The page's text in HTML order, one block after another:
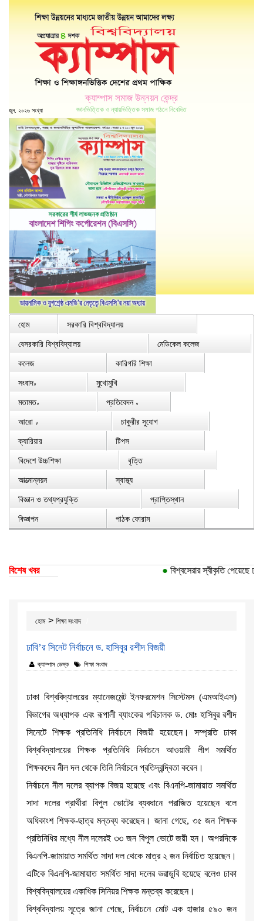
ক্যাম্পাস সমাজ উন্নয়ন কেন্দ্র
জ্ঞানভিত্তিক ও ন্যায়ভিত্তিক সমাজ গঠনে নিবেদিত
জুন, ২০২৬ সংখ্যা
হোম
সরকারি বিশ্ববিদ্যালয়
বেসরকারি বিশ্ববিদ্যালয়
মেডিকেল কলেজ
কলেজ
কারিগরি শিক্ষা
সংবাদ∨
মুখোমুখি
মতামত∨ প্রতিবেদন ∨
আরো ∨
চাকুরীর সুযোগ
ক্যারিয়ার
টিপস
বিদেশে উচ্চশিক্ষা
বৃত্তি
আত্মোন্নয়ন
স্বাস্থ্য
বিজ্ঞান ও তথ্যপ্রযুক্তি
প্রাপ্তিস্থান
বিজ্ঞাপন
পাঠক ফোরাম
বিশেষ খবর বিশ্বসেরার স্বীকৃতি পেয়েছে ঢাকা
হোম > শিক্ষা সংবাদ
ঢাবি’র সিনেট নির্বাচনে ড. হাসিবুর রশীদ বিজয়ী
ক্যাম্পাস ডেস্ক শিক্ষা সংবাদ
ঢাকা বিশ্ববিদ্যালয়ের ম্যানেজমেন্ট ইনফরমেশন সিস্টেমস (এমআইএস)
বিভাগের অধ্যাপক এবং রূপালী ব্যাংকের পরিচালক ড. মোঃ হাসিবুর রশীদ
সিনেটে শিক্ষক প্রতিনিধি নির্বাচনে বিজয়ী হয়েছেন। সম্প্রতি ঢাকা
বিশ্ববিদ্যালয়ের শিক্ষক প্রতিনিধি নির্বাচনে আওয়ামী লীগ সমর্থিত
শিক্ষকদের নীল দল থেকে তিনি নির্বাচনে প্রতিদ্বন্দ্বিতা করেন।
নির্বাচনে নীল দলের ব্যাপক বিজয় হয়েছে এবং বিএনপি-জামায়াত সমর্থিত
সাদা দলের প্রার্থীরা বিপুল ভোটের ব্যবধানে পরাজিত হয়েছেন বলে
অধিকাংশ শিক্ষক-ছাত্র মন্তব্য করেছেন। জানা গেছে, ৩৫ জন শিক্ষক
প্রতিনিধির মধ্যে নীল দলেরই ৩৩ জন বিপুল ভোটে জয়ী হন। অপরদিকে
বিএনপি-জামায়াত সমর্থিত সাদা দল থেকে মাত্র ২ জন নির্বাচিত হয়েছেন।
এটিকে বিএনপি-জামায়াত সমর্থিত সাদা দলের ভরাডুবি হয়েছে বলেও ঢাকা
বিশ্ববিদ্যালয়ের একাধিক সিনিয়র শিক্ষক মন্তব্য করেছেন।
বিশ্ববিদ্যালয় সূত্রে জানা গেছে, নির্বাচনে মোট এক হাজার ৫৯০ জন